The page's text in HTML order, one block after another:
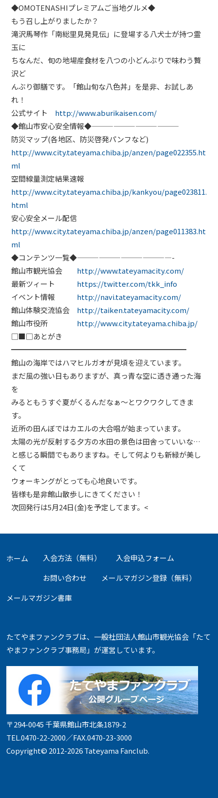
◆OMOTENASHIプレミアムご当地グルメ◆
もう召し上がりましたか？
滝沢馬琴作「南総里見発見伝」に登場する八犬士が持つ霊
玉に
ちなんだ、旬の地場産食材を八つの小どんぶりで味わう贅
沢ど
んぶり御膳です。「館山旬な八色丼」を是非、お試しあ
れ！
公式サイト http://www.aburikaisen.com/
◆館山市安心安全情報◆————————————
防災マップ(各地区、防災啓発パンフなど)
http://www.city.tateyama.chiba.jp/anzen/page022355.ht
ml
空間線量測定結果速報
http://www.city.tateyama.chiba.jp/kankyou/page023811.
html
安心安全メール配信
http://www.city.tateyama.chiba.jp/anzen/page011383.ht
ml
◆コンテンツ一覧◆—————————————-
館山市観光協会 http://www.tateyamacity.com/
最新ツィート https://twitter.com/tkk_info
イベント情報 http://navi.tateyamacity.com/
館山体験交流協会 http://taiken.tateyamacity.com/
館山市役所 http://www.city.tateyama.chiba.jp/
□■□あとがき
━━━━━━━━━━━━━━━━━━━━━━━━
館山の海岸ではハマヒルガオが見頃を迎えています。
まだ風の強い日もありますが、真っ青な空に透き通った海
を
みるともうすぐ夏がくるんだなぁ～とワクワクしてきま
す。
近所の田んぼではカエルの大合唱が始まっています。
太陽の光が反射する夕方の水田の景色は田舎っていいな…
と感じる瞬間でもありますね。そして何よりも新緑が美し
くて
ウォーキングがとっても心地良いです。
皆様も是非館山散歩しにきてください！
次回発行は5月24日(金)を予定してます。<
稿
ゲ
ョ
ン
ホーム 入会方法（無料）
入会申込フォーム
お問い合わせ
メールマガジン登録（無料）
メールマガジン書庫
たてやまファンクラブは、一般社団法人館山市観光協会「たて
やまファンクラブ事務局」が運営しています。
〒294-0045 千葉県館山市北条1879-2
TEL.0470-22-2000／FAX.0470-23-3000
Copyright© 2012-2026 Tateyama Fanclub.